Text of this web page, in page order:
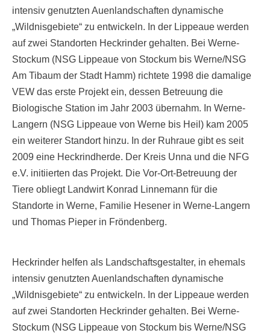
intensiv genutzten Auenlandschaften dynamische
„Wildnisgebiete“ zu entwickeln. In der Lippeaue werden
auf zwei Standorten Heckrinder gehalten. Bei Werne-
Stockum (NSG Lippeaue von Stockum bis Werne/NSG
Am Tibaum der Stadt Hamm) richtete 1998 die damalige
VEW das erste Projekt ein, dessen Betreuung die
Biologische Station im Jahr 2003 übernahm. In Werne-
Langern (NSG Lippeaue von Werne bis Heil) kam 2005
ein weiterer Standort hinzu. In der Ruhraue gibt es seit
2009 eine Heckrindherde. Der Kreis Unna und die NFG
e.V. initiierten das Projekt. Die Vor-Ort-Betreuung der
Tiere obliegt Landwirt Konrad Linnemann für die
Standorte in Werne, Familie Hesener in Werne-Langern
und Thomas Pieper in Fröndenberg.
Heckrinder helfen als Landschaftsgestalter, in ehemals
intensiv genutzten Auenlandschaften dynamische
„Wildnisgebiete“ zu entwickeln. In der Lippeaue werden
auf zwei Standorten Heckrinder gehalten. Bei Werne-
Stockum (NSG Lippeaue von Stockum bis Werne/NSG